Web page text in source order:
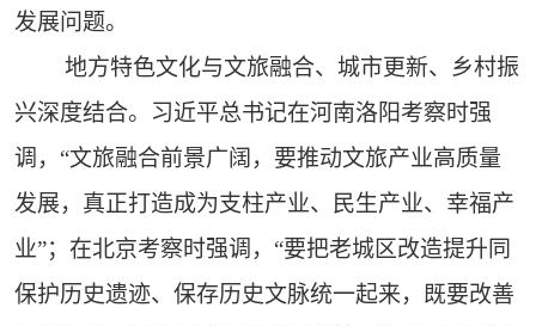
发展问题。
地方特色文化与文旅融合、城市更新、乡村振
兴深度结合。习近平总书记在河南洛阳考察时强
调，“文旅融合前景广阔，要推动文旅产业高质量
发展，真正打造成为支柱产业、民生产业、幸福产
业”；在北京考察时强调，“要把老城区改造提升同
保护历史遗迹、保存历史文脉统一起来，既要改善